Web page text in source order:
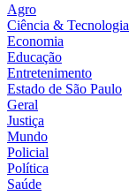
Agro
Ciência & Tecnologia
Economia
Educação
Entretenimento
Estado de São Paulo
Geral
Justiça
Mundo
Policial
Política
Saúde